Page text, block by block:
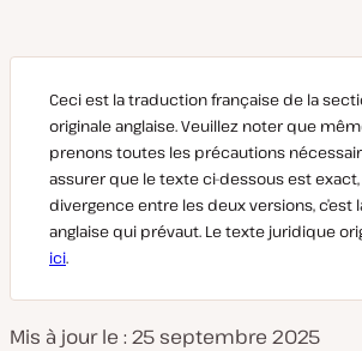
Ceci est la traduction française de la
originale anglaise. Veuillez noter que
prenons toutes les précautions
assurer que le texte ci-dessous est
divergence entre les deux versions, c’est
anglaise qui prévaut. Le texte juridique
ici.
Mis à jour le : 25 septembre 2025